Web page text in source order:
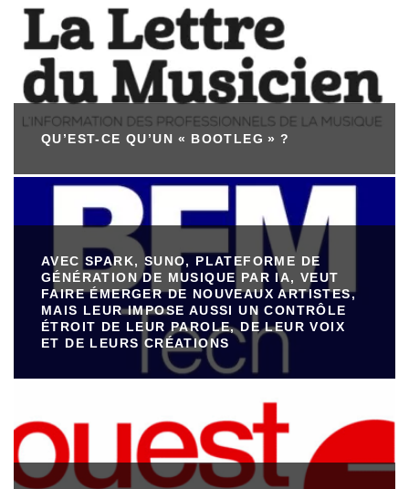
QU’EST-CE QU’UN « BOOTLEG » ?
AVEC SPARK, SUNO, PLATEFORME DE
GÉNÉRATION DE MUSIQUE PAR IA, VEUT
FAIRE ÉMERGER DE NOUVEAUX ARTISTES,
MAIS LEUR IMPOSE AUSSI UN CONTRÔLE
ÉTROIT DE LEUR PAROLE, DE LEUR VOIX
ET DE LEURS CRÉATIONS